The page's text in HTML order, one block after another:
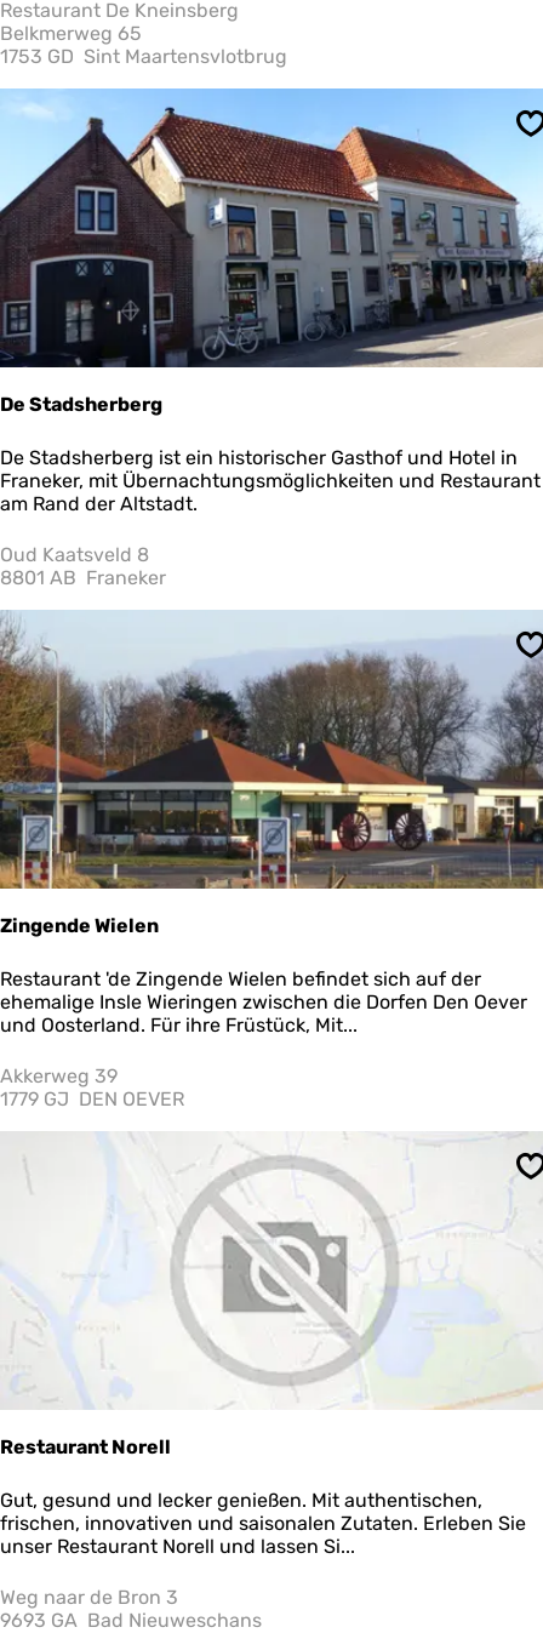
u
r
n
n
e
s
e
r
g
Restaurant De Kneinsberg
Belkmerweg 65
1753 GD Sint Maartensvlotbrug
De Stadsherberg
D
e
S
a
d
h
e
r
b
e
r
g
De Stadsherberg ist ein historischer Gasthof und Hotel in
Franeker, mit Übernachtungsmöglichkeiten und Restaurant
am Rand der Altstadt.
Oud Kaatsveld 8
8801 AB Franeker
Zingende Wielen
Z
i
n
e
n
e
n
Restaurant 'de Zingende Wielen befindet sich auf der
ehemalige Insle Wieringen zwischen die Dorfen Den Oever
und Oosterland. Für ihre Früstück, Mit...
Akkerweg 39
1779 GJ DEN OEVER
Restaurant Norell
R
e
s
a
u
Gut, gesund und lecker genießen. Mit authentischen,
frischen, innovativen und saisonalen Zutaten. Erleben Sie
unser Restaurant Norell und lassen Si...
Weg naar de Bron 3
9693 GA Bad Nieuweschans